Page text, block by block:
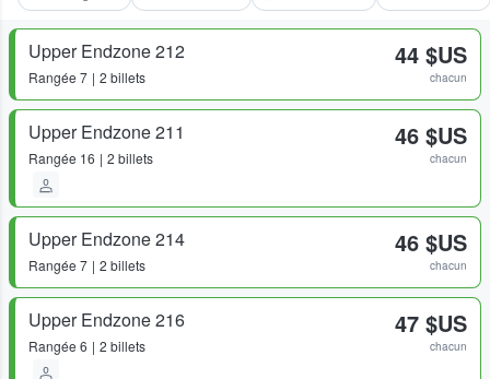
Upper Endzone 212
Rangée 7 2 billets
44 $US
chacun
Upper Endzone 211
Rangée 16 2 billets
46 $US
chacun
Upper Endzone 214
Rangée 7 2 billets
46 $US
chacun
Upper Endzone 216
Rangée 6 2 billets
47 $US
chacun